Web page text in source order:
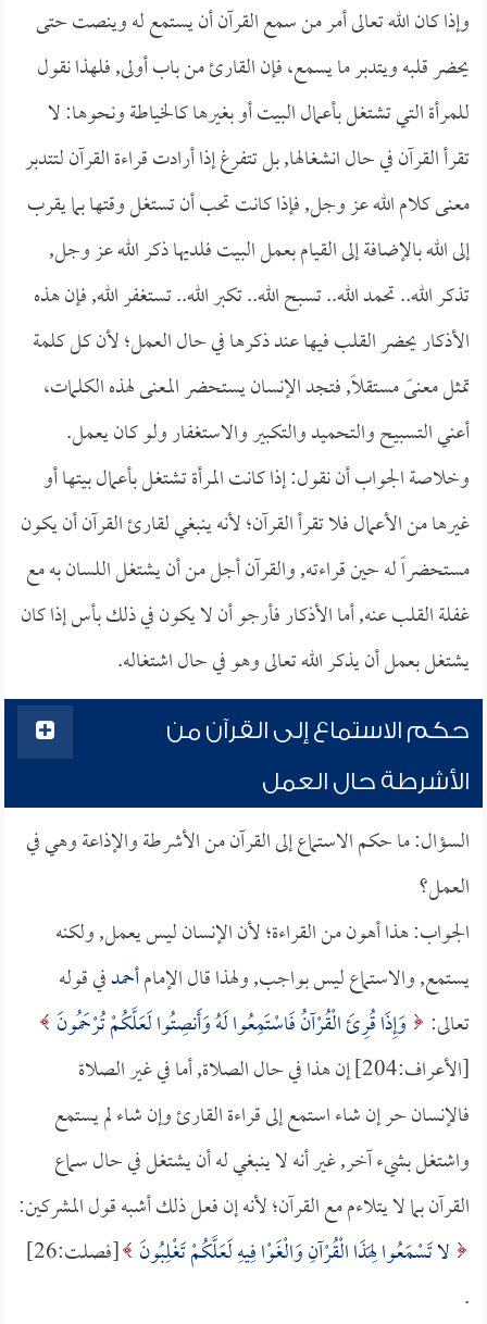
وإذا كان الله تعالى أمر من سمع القرآن أن يستمع له وينصت حتى
يحضر قلبه ويتدبر ما يسمع، فإن القارئ من باب أولى, فلهذا نقول
للمرأة التي تشتغل بأعمال البيت أو بغيرها كالخياطة ونحوها: لا
تقرأ القرآن في حال انشغالها, بل تتفرغ إذا أرادت قراءة القرآن لتتدبر
معنى كلام الله عز وجل, فإذا كانت تحب أن تستغل وقتها بما يقرب
إلى الله بالإضافة إلى القيام بعمل البيت فلديها ذكر الله عز وجل,
تذكر الله.. تحمد الله.. تسبح الله.. تكبر الله.. تستغفر الله, فإن هذه
الأذكار يحضر القلب فيها عند ذكرها في حال العمل؛ لأن كل كلمة
تمثل معنىً مستقلاً, فتجد الإنسان يستحضر المعنى لهذه الكلمات،
أعني التسبيح والتحميد والتكبير والاستغفار ولو كان يعمل.
وخلاصة الجواب أن نقول: إذا كانت المرأة تشتغل بأعمال بيتها أو
غيرها من الأعمال فلا تقرأ القرآن؛ لأنه ينبغي لقارئ القرآن أن يكون
مستحضراً له حين قراءته, والقرآن أجل من أن يشتغل اللسان به مع
غفلة القلب عنه, أما الأذكار فأرجو أن لا يكون في ذلك بأس إذا كان
يشتغل بعمل أن يذكر الله تعالى وهو في حال اشتغاله.
حكم الاستماع إلى القرآن من
الأشرطة حال العمل
السؤال: ما حكم الاستماع إلى القرآن من الأشرطة والإذاعة وهي في
العمل؟
الجواب: هذا أهون من القراءة؛ لأن الإنسان ليس يعمل, ولكنه
يستمع, والاستماع ليس بواجب, ولهذا قال الإمامأحمدفي قوله
تعالى:
وَإِذَا قُرِئَ الْقُرْآنُ فَاسْتَمِعُوا لَهُ وَأَنصِتُوا لَعَلَّكُمْ تُرْحَمُونَ
[الأعراف:204] إن هذا في حال الصلاة, أما في غير الصلاة
فالإنسان حر إن شاء استمع إلى قراءة القارئ وإن شاء لم يستمع
واشتغل بشيء آخر, غير أنه لا ينبغي له أن يشتغل في حال سماع
القرآن بما لا يتلاءم مع القرآن؛ لأنه إن فعل ذلك أشبه قول المشركين:
لا تَسْمَعُوا لِهَذَا الْقُرْآنِ وَالْغَوْا فِيهِ لَعَلَّكُمْ تَغْلِبُونَ
[فصلت:26]
.